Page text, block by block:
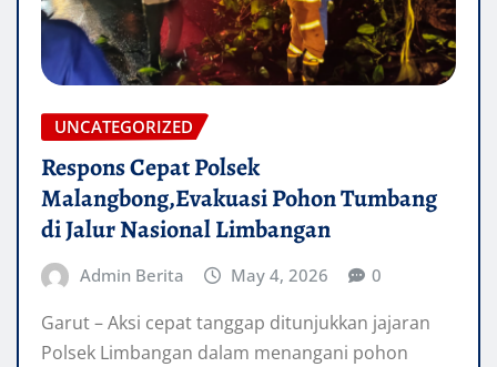
UNCATEGORIZED
Respons Cepat Polsek
Malangbong,Evakuasi Pohon Tumbang
di Jalur Nasional Limbangan
Admin Berita May 4, 2026 0
Garut – Aksi cepat tanggap ditunjukkan jajaran
Polsek Limbangan dalam menangani pohon